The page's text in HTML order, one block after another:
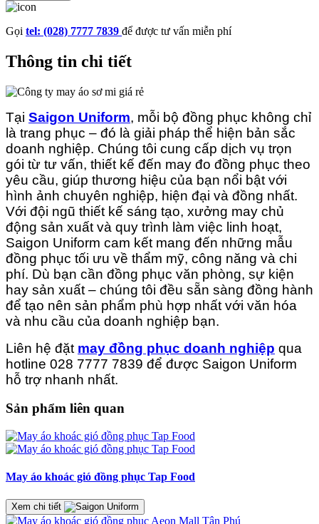
Gọi tel: (028) 7777 7839 để được tư vấn miễn phí
Thông tin chi tiết
Tại Saigon Uniform, mỗi bộ đồng phục không chỉ
là trang phục – đó là giải pháp thể hiện bản sắc
doanh nghiệp. Chúng tôi cung cấp dịch vụ trọn
gói từ tư vấn, thiết kế đến may đo đồng phục theo
yêu cầu, giúp thương hiệu của bạn nổi bật với
hình ảnh chuyên nghiệp, hiện đại và đồng nhất.
Với đội ngũ thiết kế sáng tạo, xưởng may chủ
động sản xuất và quy trình làm việc linh hoạt,
Saigon Uniform cam kết mang đến những mẫu
đồng phục tối ưu về thẩm mỹ, công năng và chi
phí. Dù bạn cần đồng phục văn phòng, sự kiện
hay sản xuất – chúng tôi đều sẵn sàng đồng hành
để tạo nên sản phẩm phù hợp nhất với văn hóa
và nhu cầu của doanh nghiệp bạn.
Liên hệ đặt may đồng phục doanh nghiệp qua
hotline 028 7777 7839 để được Saigon Uniform
hỗ trợ nhanh nhất.
Sản phẩm liên quan
May áo khoác gió đồng phục Tap Food
Xem chi tiết